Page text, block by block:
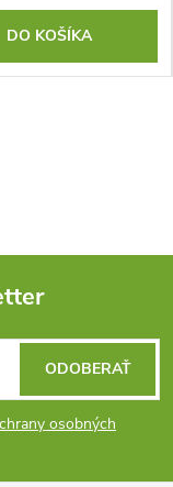
DO KOŠÍKA
osobných
ODOBERAŤ